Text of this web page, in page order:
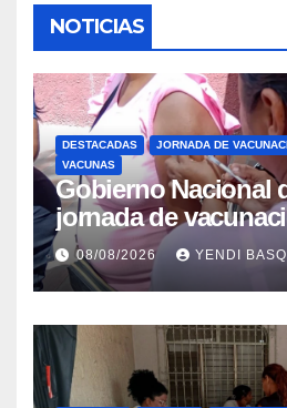
NOTICIAS
DESTACADAS JORNADA DE
VACUNAS
Gobierno Nacional
jornada de
Guaira para
epidemiológica
08/08/2026 YENDI